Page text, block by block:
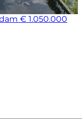
€ 1.050.000